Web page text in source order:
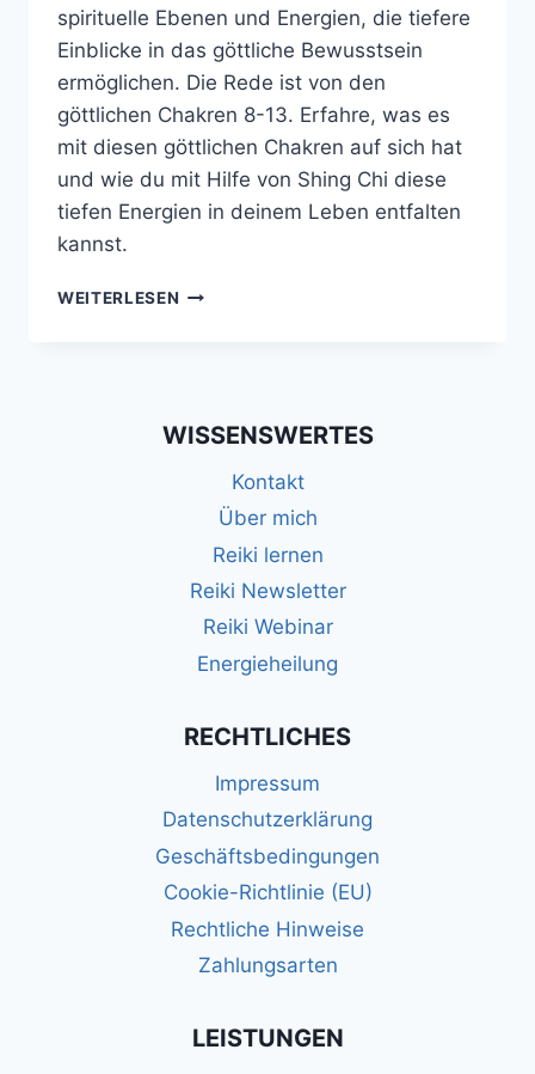
spirituelle Ebenen und Energien, die tiefere
Einblicke in das göttliche Bewusstsein
ermöglichen. Die Rede ist von den
göttlichen Chakren 8-13. Erfahre, was es
mit diesen göttlichen Chakren auf sich hat
und wie du mit Hilfe von Shing Chi diese
tiefen Energien in deinem Leben entfalten
kannst.
WEITERLESEN SHING
CHAKREN
WISSENSWERTES
Kontakt
Über mich
Reiki lernen
Reiki Newsletter
Reiki Webinar
Energieheilung
RECHTLICHES
Impressum
Datenschutzerklärung
Geschäftsbedingungen
Cookie-Richtlinie (EU)
Rechtliche Hinweise
Zahlungsarten
LEISTUNGEN